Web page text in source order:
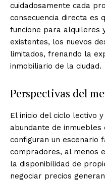
cuidadosamente cada
consecuencia directa es
funcione para alquileres
existentes, los nuevos
limitados, frenando la
inmobiliario de la ciudad.
Perspectivas del
El inicio del ciclo lectivo
abundante de inmuebles
configuran un escenario
compradores, al menos
la disponibilidad de
negociar precios